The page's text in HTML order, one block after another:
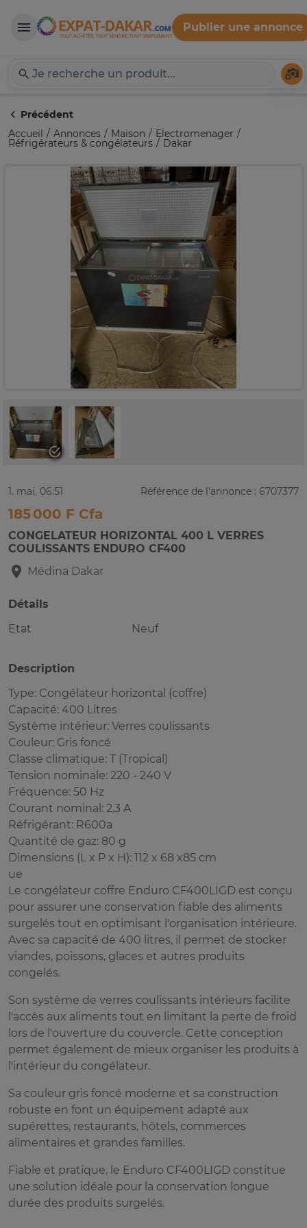
Expat-Dakar
Publier une annonce
Précédent
Accueil
Annonces Maison Electromenager
Réfrigérateurs & congélateurs Dakar
1. mai, 06:51 Référence de l'annonce : 6707377
185 000 F Cfa
CONGELATEUR HORIZONTAL 400 L VERRES
COULISSANTS ENDURO CF400
Médina Dakar
Détails
Etat
Neuf
Description
Type: Congélateur horizontal (coffre)
Capacité: 400 Litres
Système intérieur: Verres coulissants
Couleur: Gris foncé
Classe climatique: T (Tropical)
Tension nominale: 220 - 240 V
Fréquence: 50 Hz
Courant nominal: 2,3 A
Réfrigérant: R600a
Quantité de gaz: 80 g
Dimensions (L x P x H): 112 x 68 x85 cm
ue
Le congélateur coffre Enduro CF400LIGD est conçu
pour assurer une conservation fiable des aliments
surgelés tout en optimisant l'organisation intérieure.
Avec sa capacité de 400 litres, il permet de stocker
viandes, poissons, glaces et autres produits
congelés.
Son système de verres coulissants intérieurs facilite
l'accès aux aliments tout en limitant la perte de froid
lors de l'ouverture du couvercle. Cette conception
permet également de mieux organiser les produits à
l'intérieur du congélateur.
Sa couleur gris foncé moderne et sa construction
robuste en font un équipement adapté aux
supérettes, restaurants, hôtels, commerces
alimentaires et grandes familles.
Fiable et pratique, le Enduro CF400LIGD constitue
une solution idéale pour la conservation longue
durée des produits surgelés.